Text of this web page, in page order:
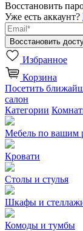
Восстановить
Уже есть аккаунт?
Избранное
Корзина
Посетить
салон
Категории
Мебель по вашим
Кровати
Столы и стулья
Шкафы и
Комоды и тумбы